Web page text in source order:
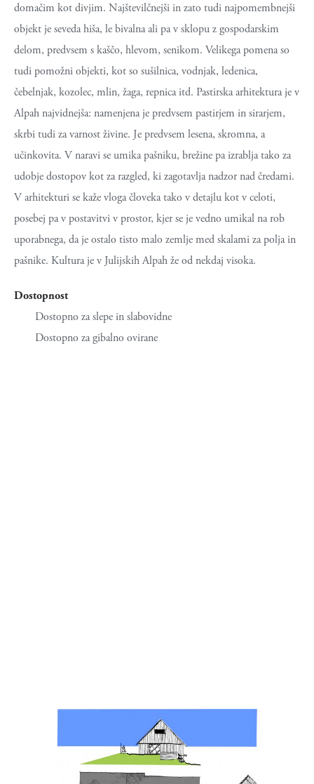
domačim kot divjim. Najštevilčnejši in zato tudi najpomembnejši
objekt je seveda hiša, le bivalna ali pa v sklopu z gospodarskim
delom, predvsem s kaščo, hlevom, senikom. Velikega pomena so
tudi pomožni objekti, kot so sušilnica, vodnjak, ledenica,
čebelnjak, kozolec, mlin, žaga, repnica itd. Pastirska arhitektura je v
Alpah najvidnejša: namenjena je predvsem pastirjem in sirarjem,
skrbi tudi za varnost živine. Je predvsem lesena, skromna, a
učinkovita. V naravi se umika pašniku, brežine pa izrablja tako za
udobje dostopov kot za razgled, ki zagotavlja nadzor nad čredami.
V arhitekturi se kaže vloga človeka tako v detajlu kot v celoti,
posebej pa v postavitvi v prostor, kjer se je vedno umikal na rob
uporabnega, da je ostalo tisto malo zemlje med skalami za polja in
pašnike. Kultura je v Julijskih Alpah že od nekdaj visoka.
Dostopnost
Dostopno za slepe in slabovidne
Dostopno za gibalno ovirane